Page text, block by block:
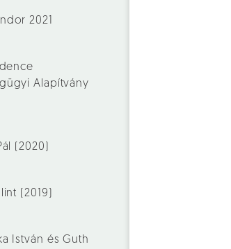
2021
Alapítvány
(2020)
(2019)
István és Guth